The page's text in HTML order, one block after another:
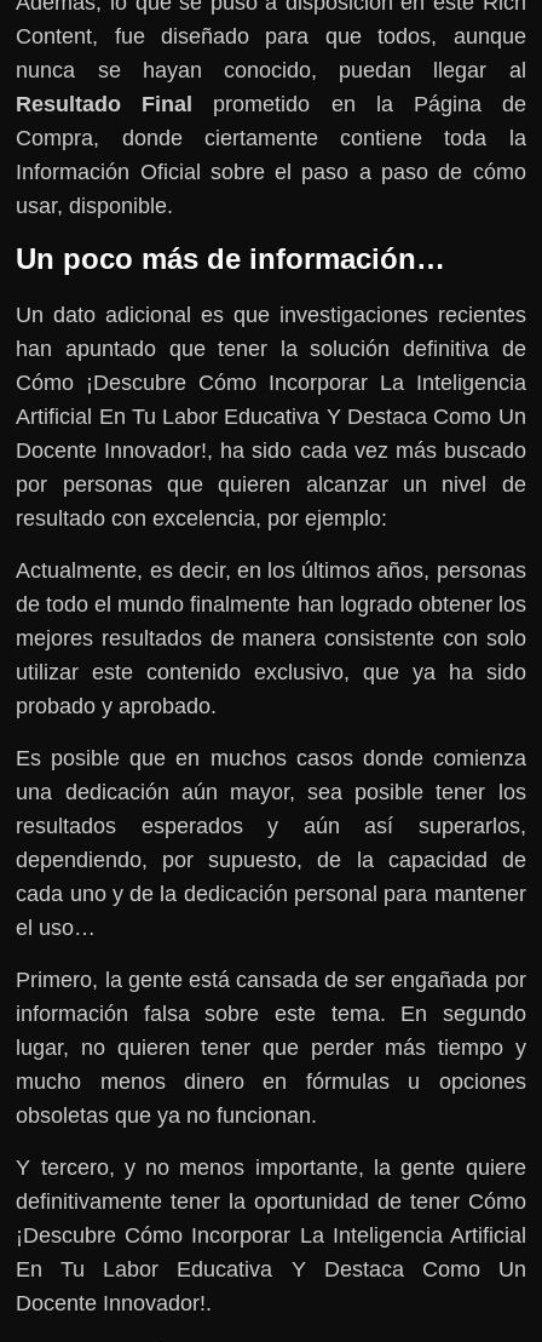
Content, fue diseñado para que todos, aunque
nunca se hayan conocido, puedan llegar al
Resultado Final
prometido en la Página de
Compra, donde ciertamente contiene toda la
Información Oficial sobre el paso a paso de cómo
usar, disponible.
Un poco más de información…
Un dato adicional es que investigaciones recientes
han apuntado que tener la solución definitiva de
Cómo ¡Descubre Cómo Incorporar La Inteligencia
Artificial En Tu Labor Educativa Y Destaca Como Un
Docente Innovador!, ha sido cada vez más buscado
por personas que quieren alcanzar un nivel de
resultado con excelencia, por ejemplo:
Actualmente, es decir, en los últimos años, personas
de todo el mundo finalmente han logrado obtener los
mejores resultados de manera consistente con solo
utilizar este contenido exclusivo, que ya ha sido
probado y aprobado.
Es posible que en muchos casos donde comienza
una dedicación aún mayor, sea posible tener los
resultados esperados y aún así superarlos,
dependiendo, por supuesto, de la capacidad de
cada uno y de la dedicación personal para mantener
el uso…
Primero, la gente está cansada de ser engañada por
información falsa sobre este tema. En segundo
lugar, no quieren tener que perder más tiempo y
mucho menos dinero en fórmulas u opciones
obsoletas que ya no funcionan.
Y tercero, y no menos importante, la gente quiere
definitivamente tener la oportunidad de tener Cómo
¡Descubre Cómo Incorporar La Inteligencia Artificial
En Tu Labor Educativa Y Destaca Como Un
Docente Innovador!.